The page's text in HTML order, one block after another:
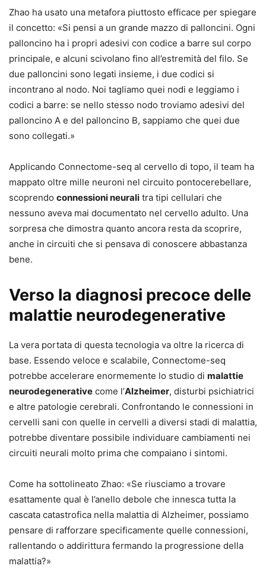
Zhao ha usato una metafora piuttosto efficace per spiegare
il concetto: «Si pensi a un grande mazzo di palloncini. Ogni
palloncino ha i propri adesivi con codice a barre sul corpo
principale, e alcuni scivolano fino all’estremità del filo. Se
due palloncini sono legati insieme, i due codici si
incontrano al nodo. Noi tagliamo quei nodi e leggiamo i
codici a barre: se nello stesso nodo troviamo adesivi del
palloncino A e del palloncino B, sappiamo che quei due
sono collegati.»
Applicando Connectome-seq al cervello di topo, il team ha
mappato oltre mille neuroni nel circuito pontocerebellare,
scoprendo connessioni neurali tra tipi cellulari che
nessuno aveva mai documentato nel cervello adulto. Una
sorpresa che dimostra quanto ancora resta da scoprire,
anche in circuiti che si pensava di conoscere abbastanza
bene.
Verso la diagnosi precoce delle
malattie neurodegenerative
La vera portata di questa tecnologia va oltre la ricerca di
base. Essendo veloce e scalabile, Connectome-seq
potrebbe accelerare enormemente lo studio di malattie
neurodegenerative come l’Alzheimer, disturbi psichiatrici
e altre patologie cerebrali. Confrontando le connessioni in
cervelli sani con quelle in cervelli a diversi stadi di malattia,
potrebbe diventare possibile individuare cambiamenti nei
circuiti neurali molto prima che compaiano i sintomi.
Come ha sottolineato Zhao: «Se riusciamo a trovare
esattamente qual è l’anello debole che innesca tutta la
cascata catastrofica nella malattia di Alzheimer, possiamo
pensare di rafforzare specificamente quelle connessioni,
rallentando o addirittura fermando la progressione della
malattia?»